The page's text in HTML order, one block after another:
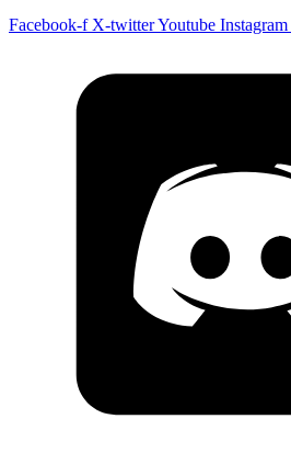
Facebook-f X-twitterYoutube Instagram